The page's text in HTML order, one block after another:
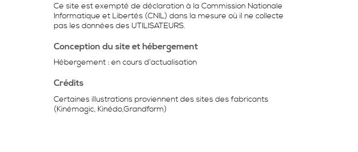
Ce site est exempté de déclaration à la Commission Nationale
Informatique et Libertés (CNIL) dans la mesure où il ne collecte
pas les données des UTILISATEURS.
Conception du site et hébergement
Hébergement : en cours d’actualisation
Crédits
Certaines illustrations proviennent des sites des fabricants
(Kinémagic, Kinédo,Grandform)